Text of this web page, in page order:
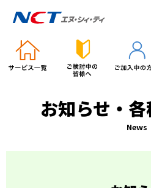
お知らせ・
News